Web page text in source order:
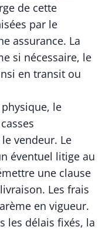
de cette
par le
assurance. La
si nécessaire, le
en transit ou
le
vendeur. Le
éventuel litige au
une clause
Les frais
en vigueur.
les délais fixés, la